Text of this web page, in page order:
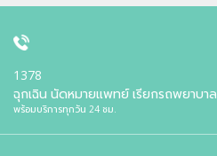
1378
ฉุกเฉิน นัดหมายแพทย์ เรียกรถพยาบาล
พร้อมบริการทุกวัน 24 ชม.